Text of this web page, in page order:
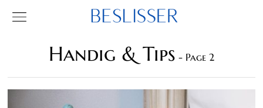
Handig & Tips - Page 2